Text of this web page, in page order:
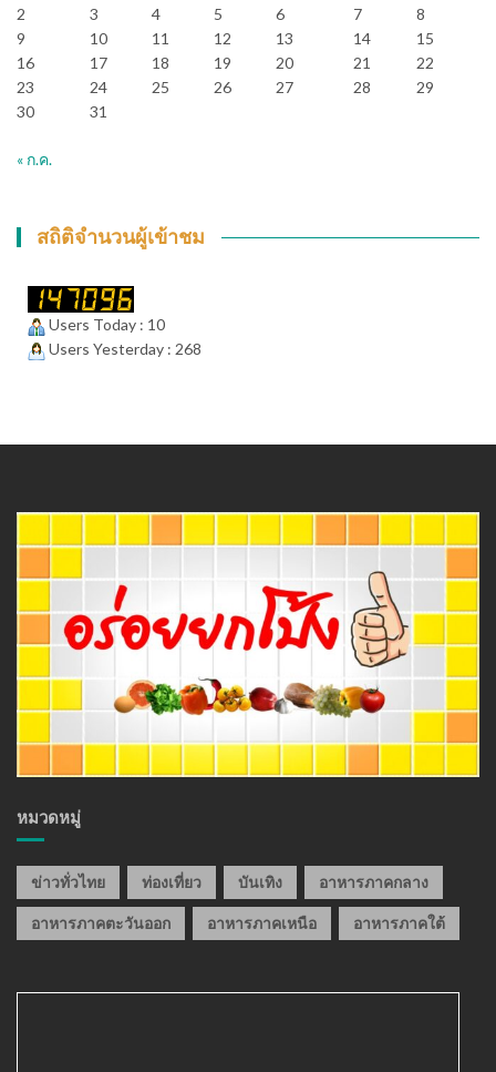
2
3 4 5 6 7
8
9
10 11 12 13 14
15
16
17 18 19 20 21
22
23
24 25 26 27 28
29
30
31
« ก.ค.
สถิติจำนวนผู้เข้าชม
Users Today : 10
Users Yesterday : 268
หมวดหมู่
ข่าวทั่วไทย ท่องเที่ยว บันเทิง อาหารภาคกลาง
อาหารภาคตะวันออก อาหารภาคเหนือ อาหารภาคใต้